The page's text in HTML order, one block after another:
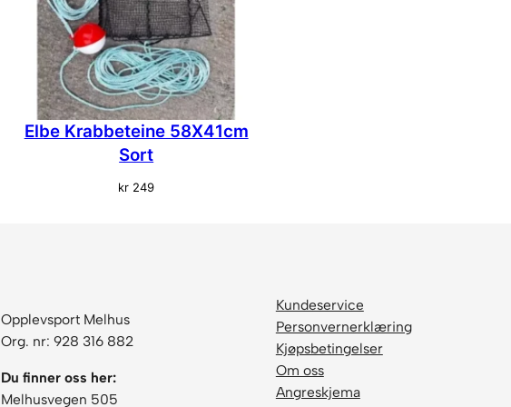
Elbe Krabbeteine 58X41cm
Sort
kr 249
Opplevsport Melhus
Org. nr: 928 316 882
Du finner oss her:
Melhusvegen 505
Kundeservice
Personvernerklæring
Kjøpsbetingelser
Om oss
Angreskjema